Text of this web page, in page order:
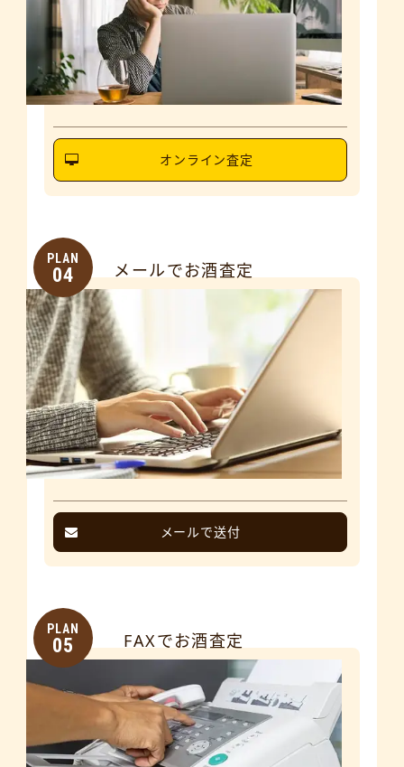
オンライン査定
PLAN
04 メールでお酒査定
メールで送付
PLAN
05 FAXでお酒査定